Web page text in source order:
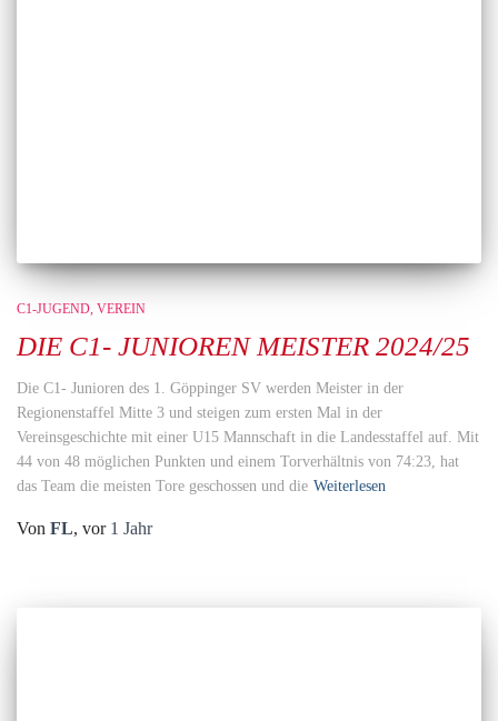
C1-JUGEND VEREIN
DIE C1- JUNIOREN MEISTER 2024/25
Die C1- Junioren des 1. Göppinger SV werden Meister in der
Regionenstaffel Mitte 3 und steigen zum ersten Mal in der
Vereinsgeschichte mit einer U15 Mannschaft in die Landesstaffel auf. Mit
44 von 48 möglichen Punkten und einem Torverhältnis von 74:23, hat
das Team die meisten Tore geschossen und die Weiterlesen
Von FL, vor 1 Jahr